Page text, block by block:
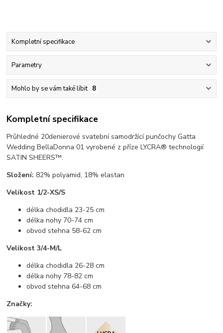
Kompletní specifikace
Parametry
Mohlo by se vám také líbit 8
Kompletní specifikace
Průhledné 20denierové svatební samodržící punčochy Gatta
Wedding BellaDonna 01 vyrobené z příze LYCRA® technologií
SATIN SHEERS™.
Složení: 82% polyamid, 18% elastan
Velikost 1/2-XS/S
délka chodidla 23-25 cm
délka nohy 70-74 cm
obvod stehna 58-62 cm
Velikost 3/4-M/L
délka chodidla 26-28 cm
délka nohy 78-82 cm
obvod stehna 64-68 cm
Značky: